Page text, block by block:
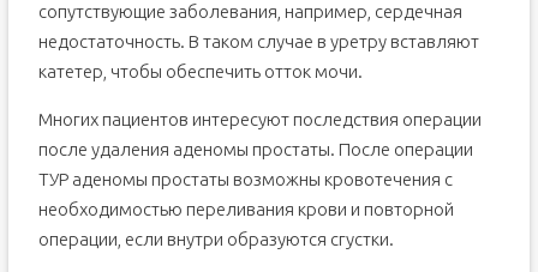
сопутствующие заболевания, например, сердечная
недостаточность. В таком случае в уретру вставляют
катетер, чтобы обеспечить отток мочи.
Многих пациентов интересуют последствия операции
после удаления аденомы простаты. После операции
ТУР аденомы простаты возможны кровотечения с
необходимостью переливания крови и повторной
операции, если внутри образуются сгустки.